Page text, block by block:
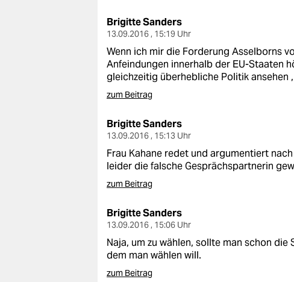
Brigitte Sanders
13.09.2016 , 15:19 Uhr
Wenn ich mir die Forderung Asselborns
Anfeindungen innerhalb der EU-Staaten
gleichzeitig überhebliche Politik ansehen
zum Beitrag
Brigitte Sanders
13.09.2016 , 15:13 Uhr
Frau Kahane redet und argumentiert
leider die falsche Gesprächspartnerin
zum Beitrag
Brigitte Sanders
13.09.2016 , 15:06 Uhr
Naja, um zu wählen, sollte man schon
dem man wählen will.
zum Beitrag